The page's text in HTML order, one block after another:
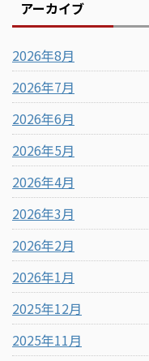
アーカイブ
2026年8月
2026年7月
2026年6月
2026年5月
2026年4月
2026年3月
2026年2月
2026年1月
2025年12月
2025年11月